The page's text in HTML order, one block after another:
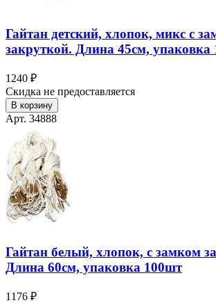
Гайтан детский, хлопок, микс с
закруткой. Длина 45см, упаковка
1240 ₽
Скидка не предоставляется
В корзину
Арт. 34888
Гайтан белый, хлопок, с замком
Длина 60см, упаковка 100шт
1176 ₽